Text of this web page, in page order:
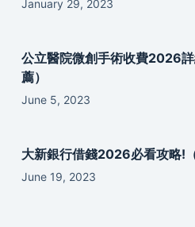
January 29, 2023
公立醫院微創手術收費2026
薦）
June 5, 2023
大新銀行借錢2026必看攻略!
June 19, 2023